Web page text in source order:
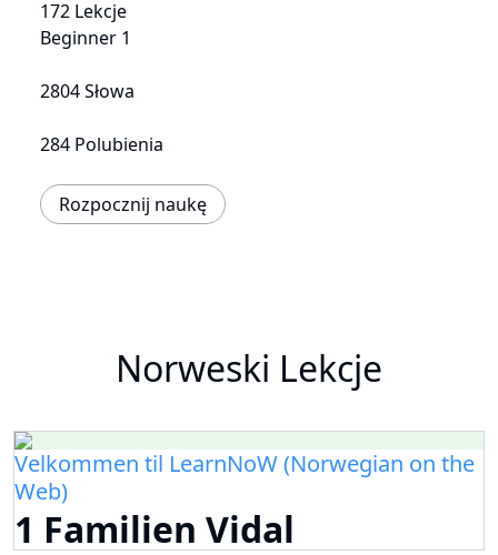
172 Lekcje
Beginner 1
2804 Słowa
284 Polubienia
Rozpocznij naukę
Norweski Lekcje
Velkommen til LearnNoW (Norwegian on the
Web)
1 Familien Vidal